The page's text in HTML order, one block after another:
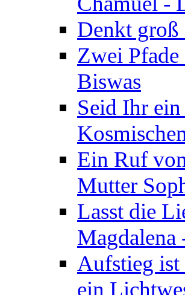
Denkt groß
Zwei
Biswas
Seid Ihr
Ein Ruf
Mutter
Lasst die
Magdalena
Aufstieg ist
ein